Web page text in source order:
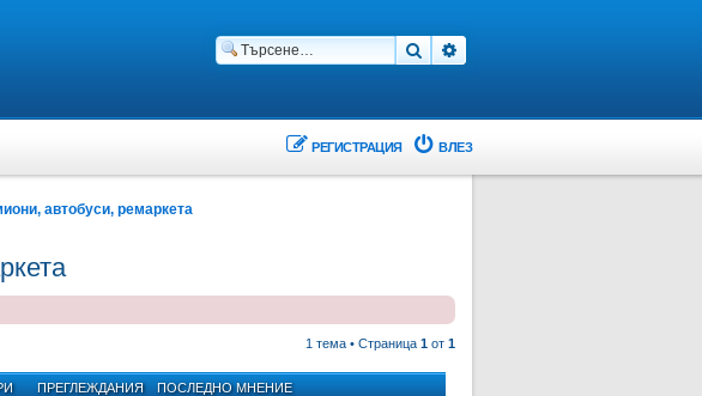
Търсене
ВЛЕЗ
РЕГИСТРАЦИЯ
автобуси, ремаркета
1 тема • Страница 1 от 1
ПРЕГЛЕЖДАНИЯ ПОСЛЕДНО МНЕНИЕ